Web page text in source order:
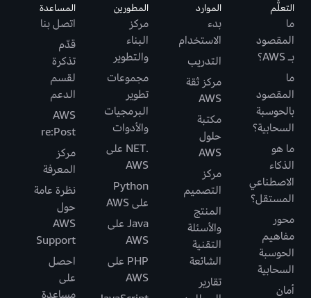
التعلُّم
ما
المقصود
بـ AWS؟
ما
المقصود
بالحوسبة
السحابية؟
ما هو
الذكاء
الاصطناعي
المستقل؟
محور
مفاهيم
الحوسبة
السحابية
أمان
الموارد
بدء
الاستخدام
التدريب
مركز ثقة
AWS
مكتبة
حلول
AWS
مركز
التصميم
المنتج
والأسئلة
التقنية
الشائعة
تقارير
المطورين
مركز
البناء
والتطوير
مجموعات
تطوير
البرمجيات
والأدوات
.NET على
AWS
Python
على AWS
Java على
AWS
PHP على
AWS
المساعدة
اتصل بنا
قدّم
تذكرة
لقسم
الدعم
AWS
re:Post
مركز
المعرفة
نظرة عامة
حول
AWS
Support
احصل
على